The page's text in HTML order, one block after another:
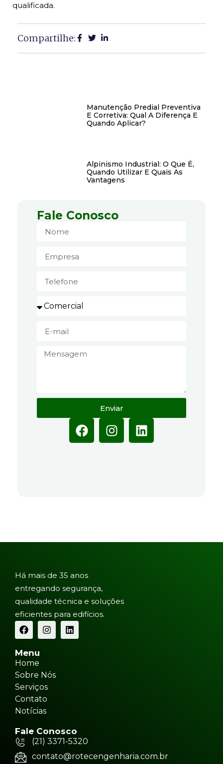
qualificada.
Compartilhe:
Manutenção Predial Preventiva
E Corretiva: Qual A Diferença E
Quando Aplicar?
Alpinismo Industrial: O Que É,
Quando Utilizar E Quais As
Vantagens
Fale Conosco
Enviar
Há mais de 35 anos
entregando segurança,
qualidade técnica e soluções
eficientes para edifícios.
Menu
Home
Sobre Nós
Serviços
Contato
Notícias
Fale Conosco
(21) 3371-5320
contato@rotecengenharia.com.br